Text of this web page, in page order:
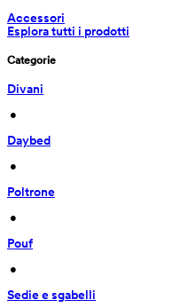
Accessori
Esplora tutti i prodotti
Categorie
Divani
•
Daybed
•
Poltrone
•
Pouf
•
Sedie e sgabelli